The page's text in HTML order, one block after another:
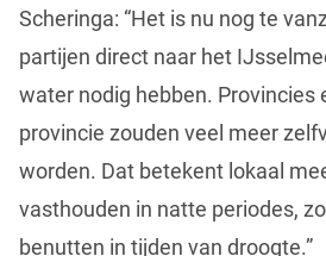
Scheringa: “Het is nu nog te
partijen direct naar het
water nodig hebben. Provincies
provincie zouden veel meer
worden. Dat betekent lokaal
vasthouden in natte periodes,
benutten in tijden van droogte.”